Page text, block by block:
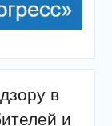
в
и